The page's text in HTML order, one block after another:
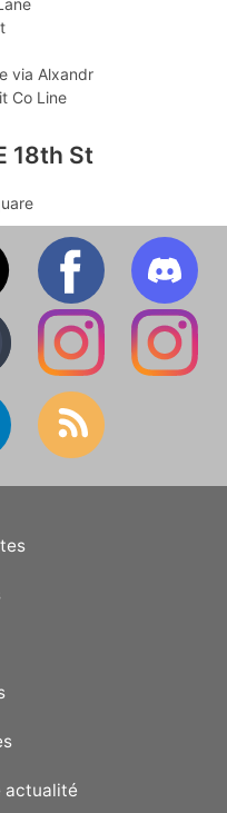
via Alxandr
Co Line
18th St
actualité